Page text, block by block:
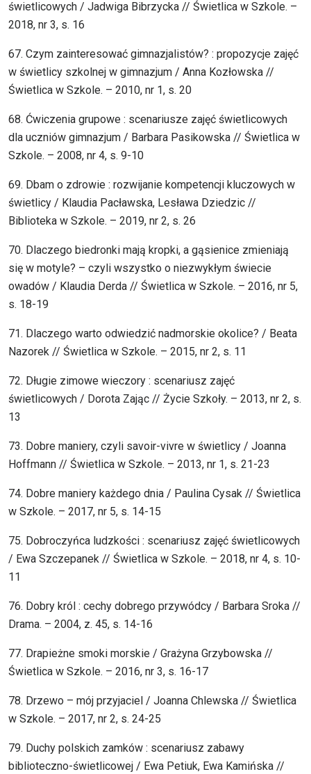
świetlicowych / Jadwiga Bibrzycka // Świetlica w Szkole. –
2018, nr 3, s. 16
67. Czym zainteresować gimnazjalistów? : propozycje zajęć
w świetlicy szkolnej w gimnazjum / Anna Kozłowska //
Świetlica w Szkole. – 2010, nr 1, s. 20
68. Ćwiczenia grupowe : scenariusze zajęć świetlicowych
dla uczniów gimnazjum / Barbara Pasikowska // Świetlica w
Szkole. – 2008, nr 4, s. 9-10
69. Dbam o zdrowie : rozwijanie kompetencji kluczowych w
świetlicy / Klaudia Pacławska, Lesława Dziedzic //
Biblioteka w Szkole. – 2019, nr 2, s. 26
70. Dlaczego biedronki mają kropki, a gąsienice zmieniają
się w motyle? – czyli wszystko o niezwykłym świecie
owadów / Klaudia Derda // Świetlica w Szkole. – 2016, nr 5,
s. 18-19
71. Dlaczego warto odwiedzić nadmorskie okolice? / Beata
Nazorek // Świetlica w Szkole. – 2015, nr 2, s. 11
72. Długie zimowe wieczory : scenariusz zajęć
świetlicowych / Dorota Zając // Życie Szkoły. – 2013, nr 2, s.
13
73. Dobre maniery, czyli savoir-vivre w świetlicy / Joanna
Hoffmann // Świetlica w Szkole. – 2013, nr 1, s. 21-23
74. Dobre maniery każdego dnia / Paulina Cysak // Świetlica
w Szkole. – 2017, nr 5, s. 14-15
75. Dobroczyńca ludzkości : scenariusz zajęć świetlicowych
/ Ewa Szczepanek // Świetlica w Szkole. – 2018, nr 4, s. 10-
11
76. Dobry król : cechy dobrego przywódcy / Barbara Sroka //
Drama. – 2004, z. 45, s. 14-16
77. Drapieżne smoki morskie / Grażyna Grzybowska //
Świetlica w Szkole. – 2016, nr 3, s. 16-17
78. Drzewo – mój przyjaciel / Joanna Chlewska // Świetlica
w Szkole. – 2017, nr 2, s. 24-25
79. Duchy polskich zamków : scenariusz zabawy
biblioteczno-świetlicowej / Ewa Petiuk, Ewa Kamińska //